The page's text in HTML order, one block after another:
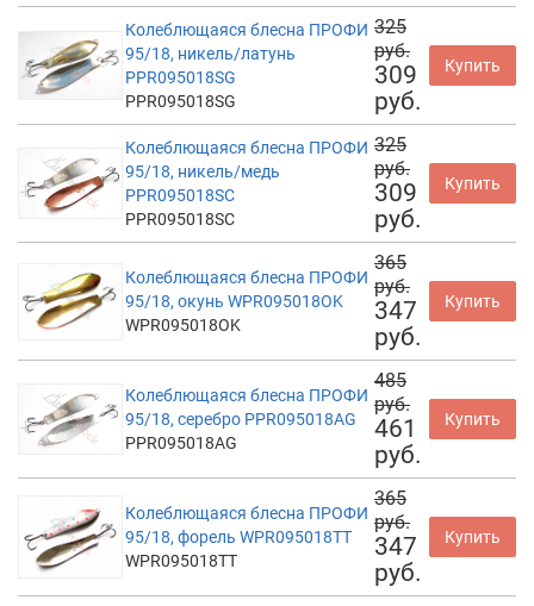
Колеблющаяся блесна ПРОФИ
95/18, никель/латунь
PPR095018SG
PPR095018SG
325
руб.
309
руб.
Купить
Колеблющаяся блесна ПРОФИ
95/18, никель/медь
PPR095018SC
PPR095018SC
325
руб.
309
руб.
Купить
Колеблющаяся блесна ПРОФИ
95/18, окунь WPR095018OK
WPR095018OK
365
руб.
347
руб.
Купить
Колеблющаяся блесна ПРОФИ
95/18, серебро PPR095018AG
PPR095018AG
485
руб.
461
руб.
Купить
Колеблющаяся блесна ПРОФИ
95/18, форель WPR095018TT
WPR095018TT
365
руб.
347
руб.
Купить